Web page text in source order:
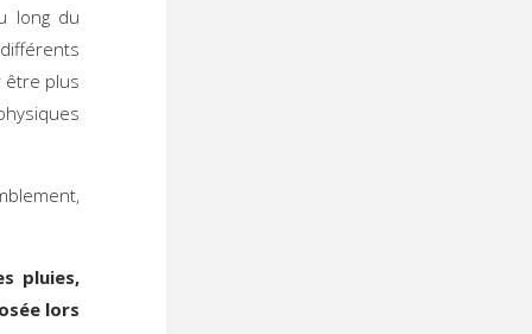
long du
être plus
pluies,
lors